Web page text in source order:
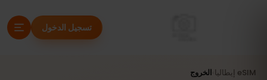
تسجيل الدخول
eSIM إيطاليا الخروج